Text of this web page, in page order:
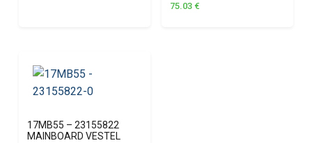
75.03 €
17MB55 – 23155822
MAINBOARD VESTEL